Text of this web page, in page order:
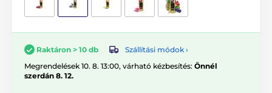
Raktáron > 10 db
Szállítási módok ›
Megrendelések 10. 8. 13:00, várható kézbesítés: Önnél
szerdán 8. 12.